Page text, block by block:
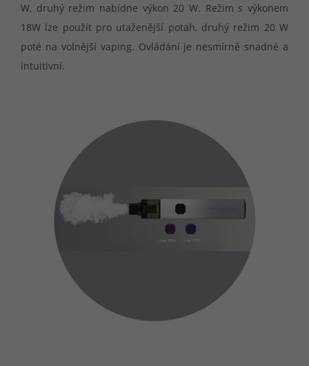
W, druhý režim nabídne výkon 20 W. Režim s výkonem
18W lze použít pro utaženější potah, druhý režim 20 W
poté na volnější vaping. Ovládání je nesmírně snadné a
intuitivní.